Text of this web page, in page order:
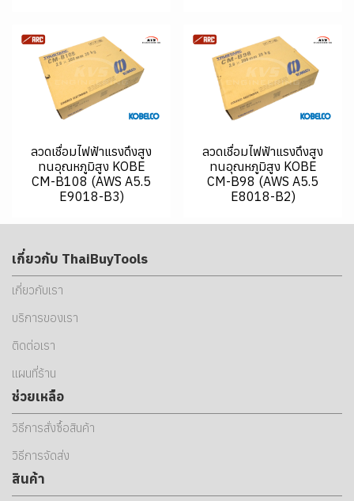
ลวดเชื่อมไฟฟ้าแรงดึงสูง
ทนอุณหภูมิสูง KOBE
CM-B108 (AWS A5.5
E9018-B3)
ลวดเชื่อมไฟฟ้าแรงดึงสูง
ทนอุณหภูมิสูง KOBE
CM-B98 (AWS A5.5
E8018-B2)
เกี่ยวกับ ThaiBuyTools
เกี่ยวกับเรา
บริการของเรา
ติดต่อเรา
แผนที่ร้าน
ช่วยเหลือ
วิธีการสั่งซื้อสินค้า
วิธีการจัดส่ง
สินค้า